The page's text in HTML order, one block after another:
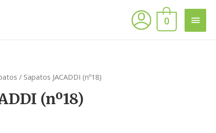
0
/ Sapatos JACADDI (nº18)
(nº18)